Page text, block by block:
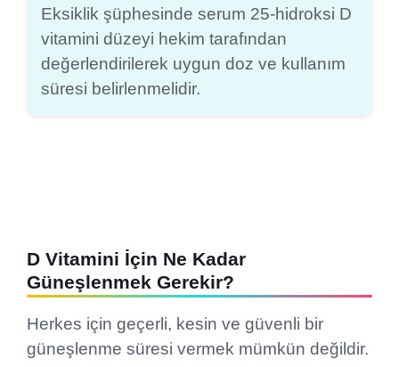
Eksiklik şüphesinde serum 25-hidroksi D
vitamini düzeyi hekim tarafından
değerlendirilerek uygun doz ve kullanım
süresi belirlenmelidir.
D Vitamini İçin Ne Kadar
Güneşlenmek Gerekir?
Herkes için geçerli, kesin ve güvenli bir
güneşlenme süresi vermek mümkün değildir.